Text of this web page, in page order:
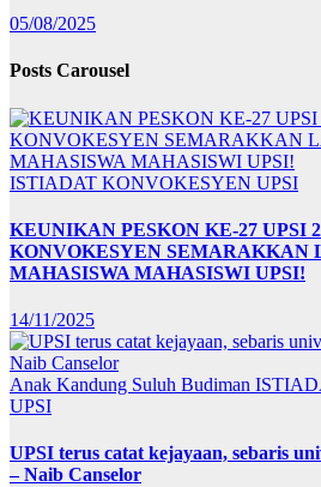
05/08/2025
Posts Carousel
ISTIADAT KONVOKESYEN UPSI
KEUNIKAN PESKON KE-27 UPSI
KONVOKESYEN SEMARAKKAN
MAHASISWA MAHASISWI UPSI!
14/11/2025
Anak Kandung Suluh Budiman
UPSI
UPSI terus catat kejayaan, sebaris
– Naib Canselor